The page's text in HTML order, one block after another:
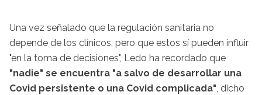
Una vez señalado que la regulación sanitaria no
depende de los clínicos, pero que estos sí pueden influir
"en la toma de decisiones", Ledo ha recordado que
"nadie" se encuentra "a salvo de desarrollar una
Covid persistente o una Covid complicada", dicho